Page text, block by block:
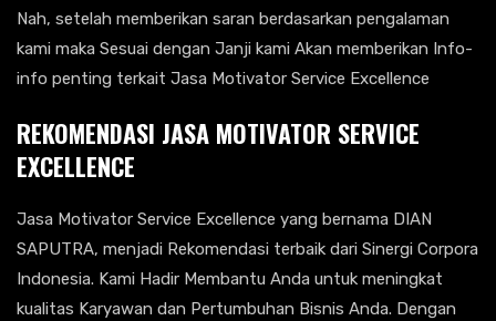
Nah, setelah memberikan saran berdasarkan pengalaman
kami maka Sesuai dengan Janji kami Akan memberikan Info-
info penting terkait Jasa Motivator Service Excellence
REKOMENDASI JASA MOTIVATOR SERVICE
EXCELLENCE
Jasa Motivator Service Excellence yang bernama DIAN
SAPUTRA, menjadi Rekomendasi terbaik dari Sinergi Corpora
Indonesia. Kami Hadir Membantu Anda untuk meningkat
kualitas Karyawan dan Pertumbuhan Bisnis Anda. Dengan